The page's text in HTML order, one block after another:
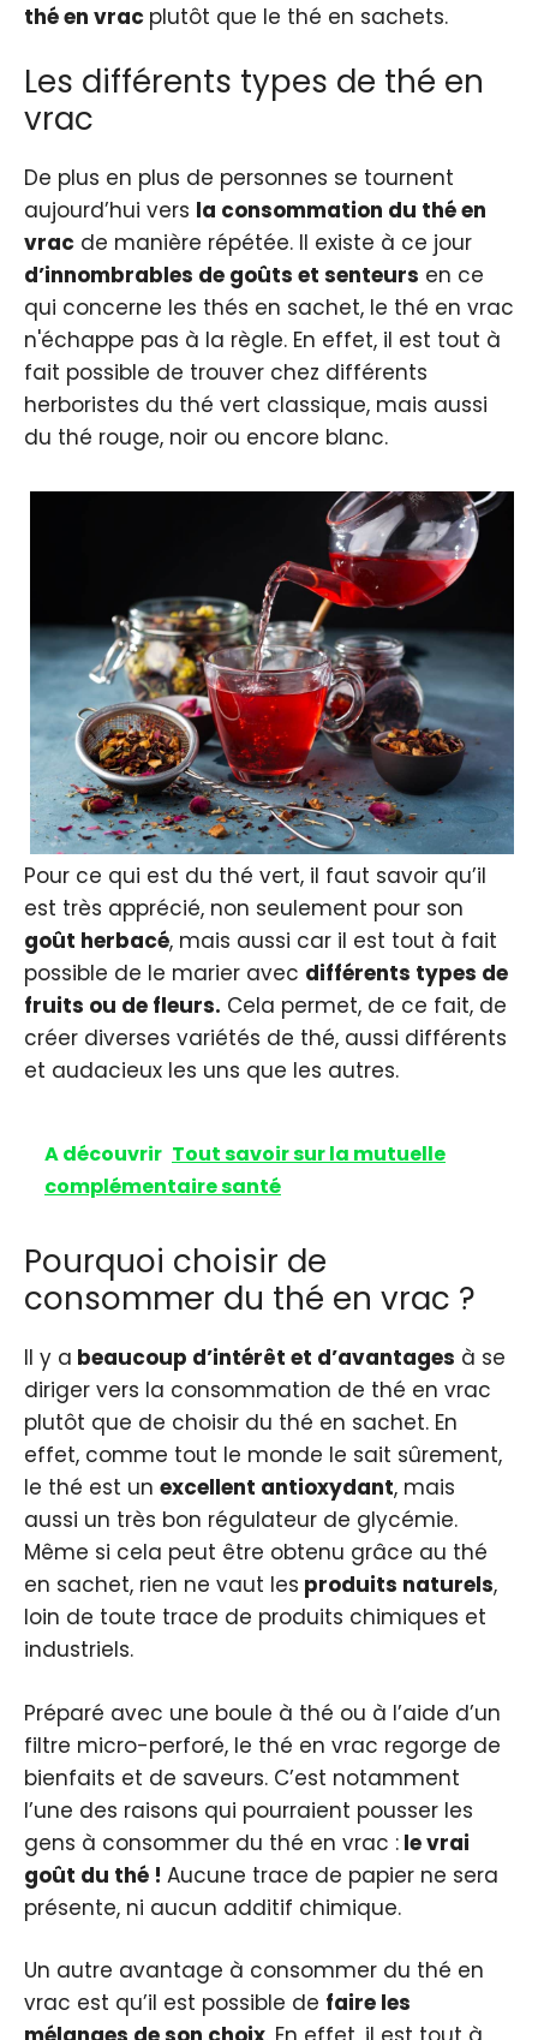
thé en vrac plutôt que le thé en sachets.
Les différents types de thé en
vrac
De plus en plus de personnes se tournent
aujourd’hui vers la consommation du thé en
vrac de manière répétée. Il existe à ce jour
d’innombrables de goûts et senteurs en ce
qui concerne les thés en sachet, le thé en vrac
n'échappe pas à la règle. En effet, il est tout à
fait possible de trouver chez différents
herboristes du thé vert classique, mais aussi
du thé rouge, noir ou encore blanc.
Pour ce qui est du thé vert, il faut savoir qu’il
est très apprécié, non seulement pour son
goût herbacé, mais aussi car il est tout à fait
possible de le marier avec différents types de
fruits ou de fleurs. Cela permet, de ce fait, de
créer diverses variétés de thé, aussi différents
et audacieux les uns que les autres.
A découvrir Tout savoir sur la mutuelle
complémentaire santé
Pourquoi choisir de
consommer du thé en vrac ?
Il y a beaucoup d’intérêt et d’avantages à se
diriger vers la consommation de thé en vrac
plutôt que de choisir du thé en sachet. En
effet, comme tout le monde le sait sûrement,
le thé est un excellent antioxydant, mais
aussi un très bon régulateur de glycémie.
Même si cela peut être obtenu grâce au thé
en sachet, rien ne vaut les produits naturels,
loin de toute trace de produits chimiques et
industriels.
Préparé avec une boule à thé ou à l’aide d’un
filtre micro-perforé, le thé en vrac regorge de
bienfaits et de saveurs. C’est notamment
l’une des raisons qui pourraient pousser les
gens à consommer du thé en vrac : le vrai
goût du thé ! Aucune trace de papier ne sera
présente, ni aucun additif chimique.
Un autre avantage à consommer du thé en
vrac est qu’il est possible de faire les